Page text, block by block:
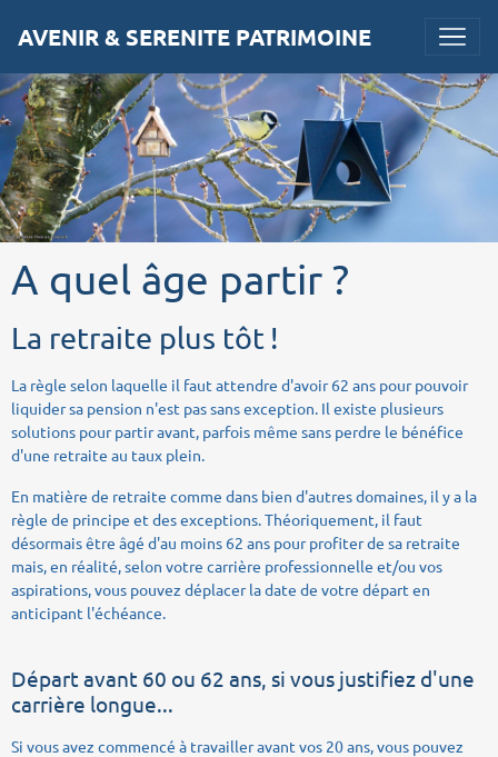
AVENIR & SERENITE PATRIMOINE
A quel âge partir ?
La retraite plus tôt !
La règle selon laquelle il faut attendre d'avoir 62 ans pour pouvoir
liquider sa pension n'est pas sans exception. Il existe plusieurs
solutions pour partir avant, parfois même sans perdre le bénéfice
d'une retraite au taux plein.
En matière de retraite comme dans bien d'autres domaines, il y a la
règle de principe et des exceptions. Théoriquement, il faut
désormais être âgé d'au moins 62 ans pour profiter de sa retraite
mais, en réalité, selon votre carrière professionnelle et/ou vos
aspirations, vous pouvez déplacer la date de votre départ en
anticipant l'échéance.
Départ avant 60 ou 62 ans, si vous justifiez d'une
carrière longue...
Si vous avez commencé à travailler avant vos 20 ans, vous pouvez